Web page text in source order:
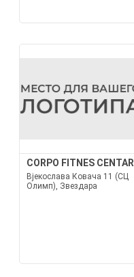
CORPO FITNES CENTAR
Вјекослава Ковача 11 (СЦ
Олимп), Звездара